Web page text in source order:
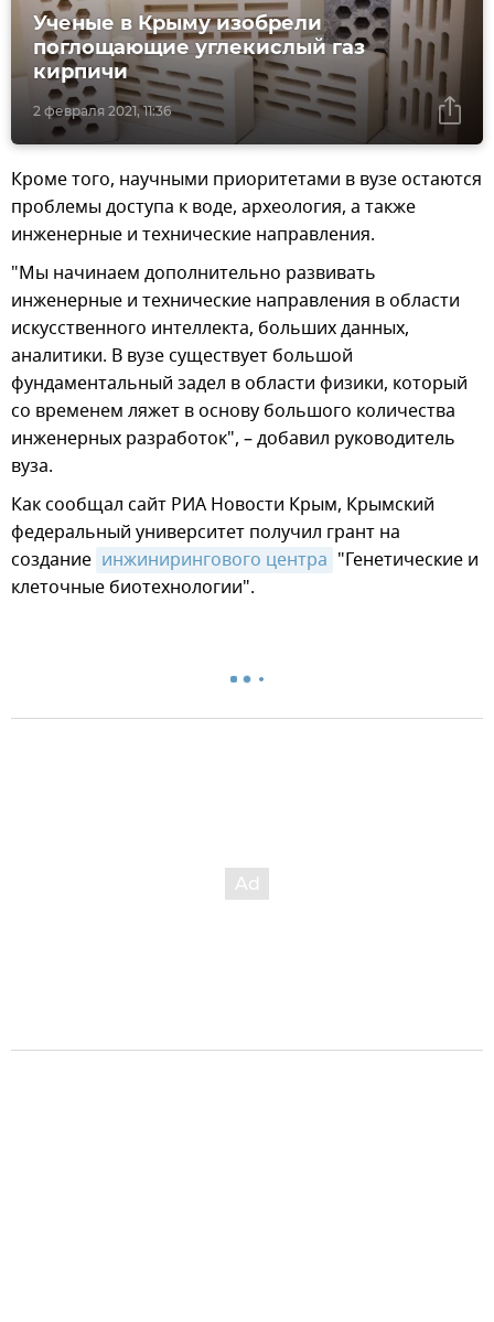
2 февраля 2021, 11:36
Ученые в Крыму изобрели
поглощающие углекислый газ
кирпичи
Кроме того, научными приоритетами в вузе остаются
проблемы доступа к воде, археология, а также
инженерные и технические направления.
"Мы начинаем дополнительно развивать
инженерные и технические направления в области
искусственного интеллекта, больших данных,
аналитики. В вузе существует большой
фундаментальный задел в области физики, который
со временем ляжет в основу большого количества
инженерных разработок", – добавил руководитель
вуза.
Как сообщал сайт РИА Новости Крым, Крымский
федеральный университет получил грант на
создание инжинирингового центра "Генетические и
клеточные биотехнологии".